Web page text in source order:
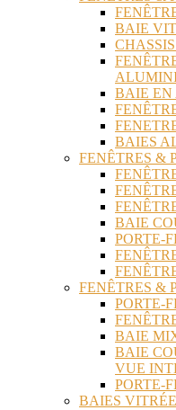
BAIE
BAIE EN
BAIES
FENÊTRES &
BAIE
PORTE-
FENÊTRES &
PORTE-
BAIE
BAIE
VUE
PORTE-
BAIES